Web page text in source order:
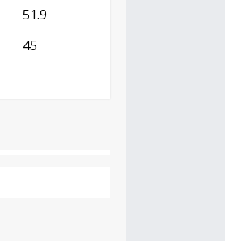
51.9
45